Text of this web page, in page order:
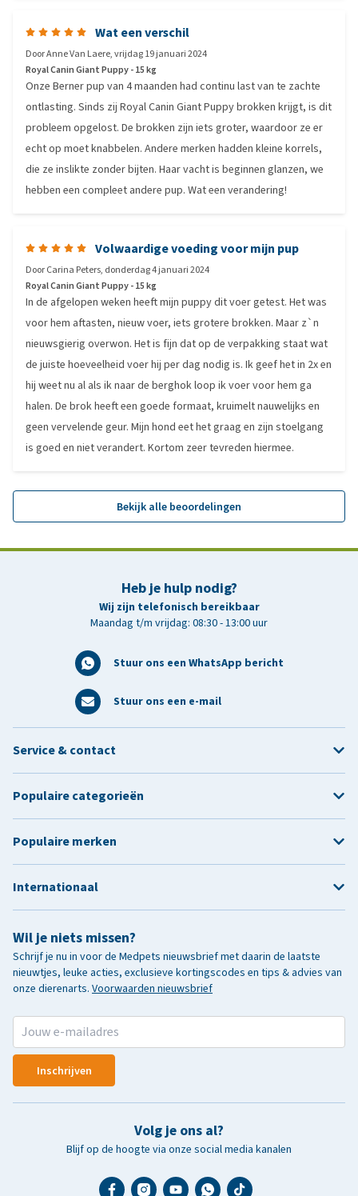
Wat een verschil
DoorAnne Van Laere,vrijdag 19 januari 2024
Royal Canin Giant Puppy - 15 kg
Onze Berner pup van 4 maanden had continu last van te zachte
ontlasting. Sinds zij Royal Canin Giant Puppy brokken krijgt, is dit
probleem opgelost. De brokken zijn iets groter, waardoor ze er
echt op moet knabbelen. Andere merken hadden kleine korrels,
die ze inslikte zonder bijten. Haar vacht is beginnen glanzen, we
hebben een compleet andere pup. Wat een verandering!
Volwaardige voeding voor mijn pup
DoorCarina Peters, donderdag 4 januari 2024
Royal Canin Giant Puppy - 15 kg
In de afgelopen weken heeft mijn puppy dit voer getest. Het was
voor hem aftasten, nieuw voer, iets grotere brokken. Maar z`n
nieuwsgierig overwon. Het is fijn dat op de verpakking staat wat
de juiste hoeveelheid voer hij per dag nodig is. Ik geef het in 2x en
hij weet nu al als ik naar de berghok loop ik voer voor hem ga
halen. De brok heeft een goede formaat, kruimelt nauwelijks en
geen vervelende geur. Mijn hond eet het graag en zijn stoelgang
is goed en niet verandert. Kortom zeer tevreden hiermee.
Bekijk alle beoordelingen
Heb je hulp nodig?
Wij zijn telefonisch bereikbaar
Maandag t/m vrijdag: 08:30 - 13:00 uur
Stuur ons een WhatsApp bericht
Stuur ons een e-mail
Wil je niets missen?
Schrijf je nu in voor de Medpets nieuwsbrief met daarin de laatste
nieuwtjes, leuke acties, exclusieve kortingscodes en tips & advies van
onze dierenarts. Voorwaarden nieuwsbrief
Inschrijven
Volg je ons al?
Blijf op de hoogte via onze social media kanalen
Service & contact
Populaire categorieën
Populaire merken
Internationaal